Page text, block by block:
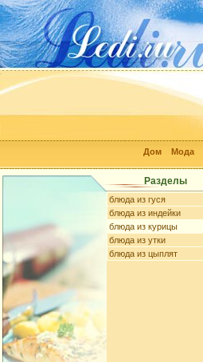
Дом Мода
Разделы
блюда из гуся
блюда из индейки
блюда из курицы
блюда из утки
блюда из цыплят